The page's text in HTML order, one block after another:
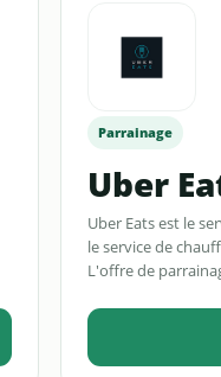
Parrainage
Uber
Uber Eats est le
le service de
L'offre de
eats-buwf42